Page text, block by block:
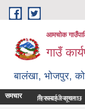
Skip to main content
आमचोक
गाउँ
बालंखा, भोजपुर,
मा यहाँहरुलाई स्वागत छ ।
समचार
दर्ता गराउने सम्बन्धी सूचना।